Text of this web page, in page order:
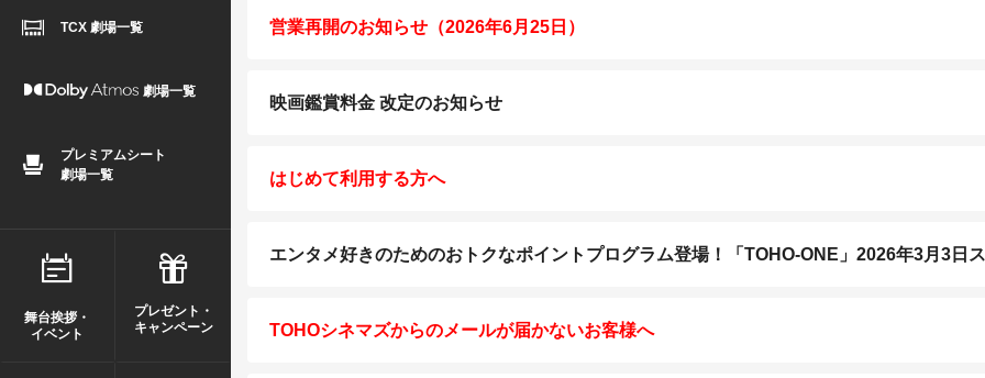
TCX 劇場一覧
劇場一覧
プレミアムシート
劇場一覧
舞台挨拶・
イベント
プレゼント・
キャンペーン
営業再開のお知らせ（2026年6月25日）
映画鑑賞料金 改定のお知らせ
はじめて利用する方へ
エンタメ好きのためのおトクなポイントプログラム登場！「TOHO-ONE」2026年3月3日ス
TOHOシネマズからのメールが届かないお客様へ